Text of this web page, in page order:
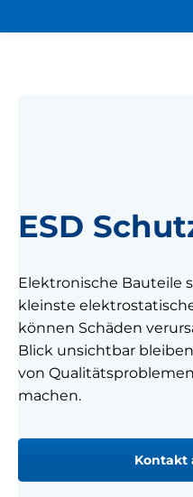
ESD
Elektronische Bauteile
kleinste
können Schäden
Blick unsichtbar
von
machen.
Kontakt